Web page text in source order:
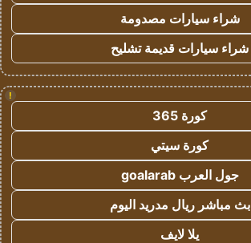
شراء سيارات مصدومة
شراء سيارات قديمة تشليح
!
كورة 365
كورة سيتي
جول العرب goalarab
بث مباشر ريال مدريد اليوم
يلا لايف